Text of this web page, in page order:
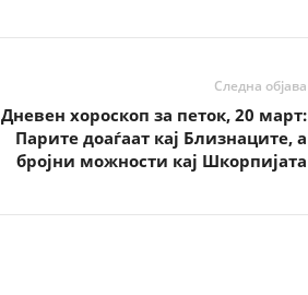
Следна објава
Дневен хороскоп за петок, 20 март:
Парите доаѓаат кај Близнаците, а
бројни можности кај Шкорпијата